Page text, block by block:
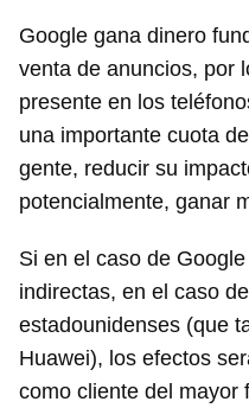
Google gana dinero
venta de anuncios, por
presente en los
una importante cuota
gente, reducir su
potencialmente, ganar
Si en el caso de
indirectas, en el caso
estadounidenses (que
Huawei), los efectos
como cliente del mayor